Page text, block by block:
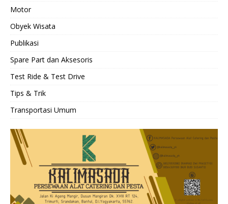
Motor
Obyek Wisata
Publikasi
Spare Part dan Aksesoris
Test Ride & Test Drive
Tips & Trik
Transportasi Umum